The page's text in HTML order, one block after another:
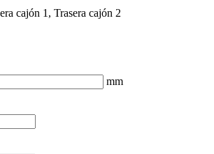
cajón 1, Trasera cajón 2
mm